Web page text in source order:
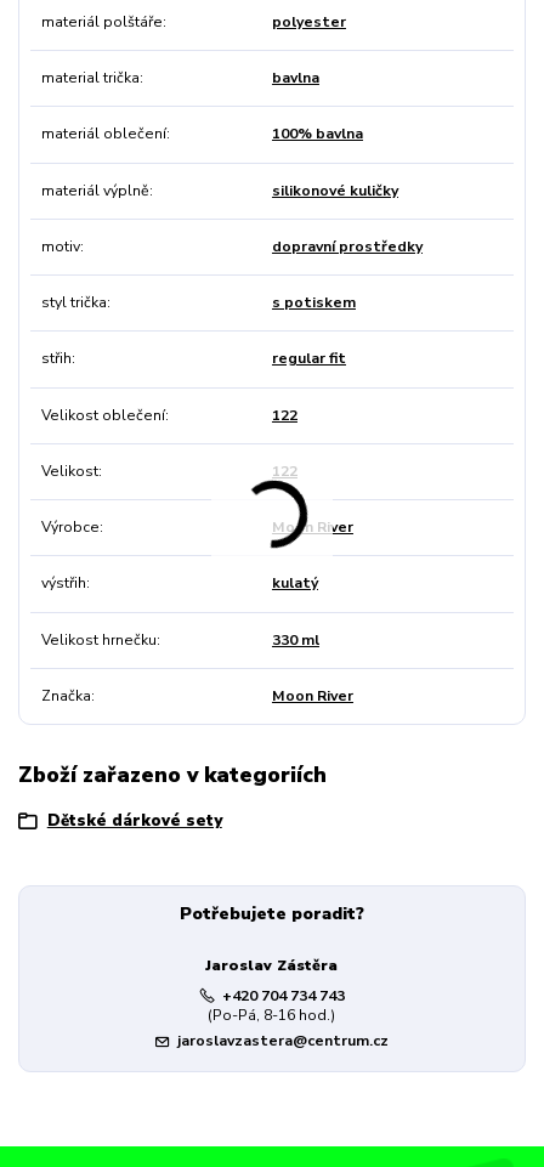
materiál polštáře polyester
material trička bavlna
materiál oblečení 100% bavlna
materiál výplně silikonové kuličky
motiv dopravní prostředky
styl trička s potiskem
střih regular fit
Velikost oblečení 122
Velikost 122
Výrobce Moon River
výstřih kulatý
Velikost hrnečku 330 ml
Značka Moon River
Zboží zařazeno v kategoriích
Dětské dárkové sety
Potřebujete poradit?
Jaroslav Zástěra
+420 704 734 743
(Po-Pá, 8-16 hod.)
jaroslavzastera@centrum.cz